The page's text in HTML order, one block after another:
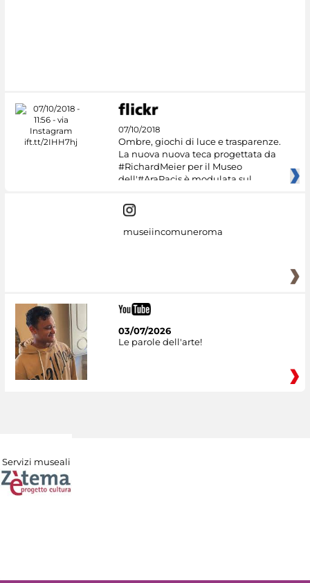
07/10/2018
Ombre, giochi di luce e trasparenze.
La nuova nuova teca progettata da
#RichardMeier per il Museo
dell'#AraPacis è modulata sul
museiincomuneroma
03/07/2026
Le parole dell'arte!
Servizi museali